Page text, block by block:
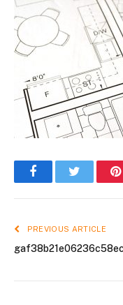
FacebookTwitter
PREVIOUS ARTICLE